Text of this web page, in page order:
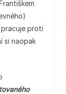
pracuje proti
si naopak